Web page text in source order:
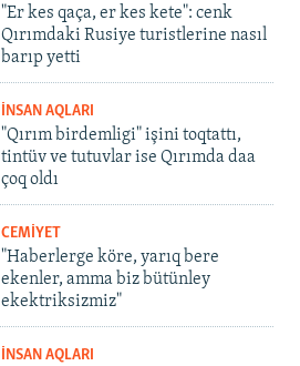
"Er kes qaça, er kes kete": cenk
Qırımdaki Rusiye turistlerine nasıl
barıp yetti
İNSAN AQLARI
"Qırım birdemligi" işini toqtattı,
tintüv ve tutuvlar ise Qırımda daa
çoq oldı
CEMİYET
"Haberlerge köre, yarıq bere
ekenler, amma biz bütünley
ekektriksizmiz"
İNSAN AQLARI